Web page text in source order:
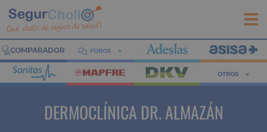
FOROS
OTROS
DERMOCLÍNICA DR. ALMAZÁN